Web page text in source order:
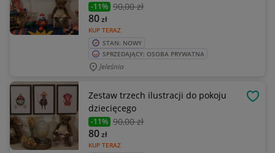
-11% 90,00 zł
KUP TERAZ
80zł
STAN: NOWY
SPRZEDAJĄCY: OSOBA PRYWATNA
Jeleśnia
Zestaw trzech ilustracji do pokoju
dziecięcego
-11% 90,00 zł
KUP TERAZ
80zł